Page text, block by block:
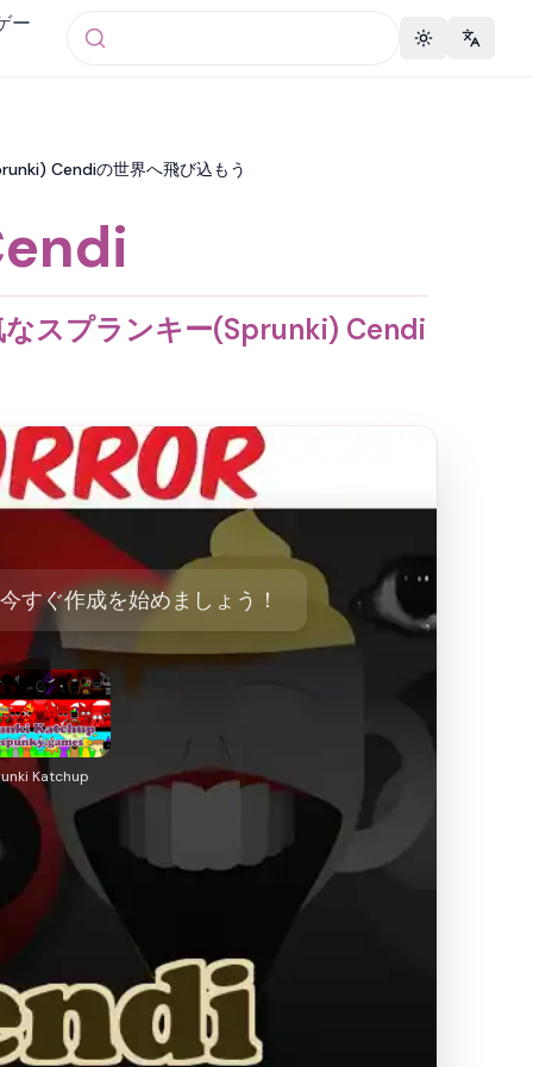
ー
Toggle theme
Cendiの世界へ飛び込もう
スプランキー(Sprunki) Cendi
すぐ作成を始めましょう！
Katchup